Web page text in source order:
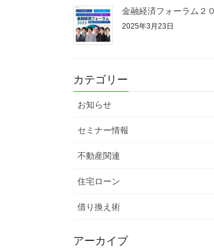
金融経済フォーラム２
2025年3月23日
カテゴリー
お知らせ
セミナー情報
不動産関連
住宅ローン
借り換え術
アーカイブ